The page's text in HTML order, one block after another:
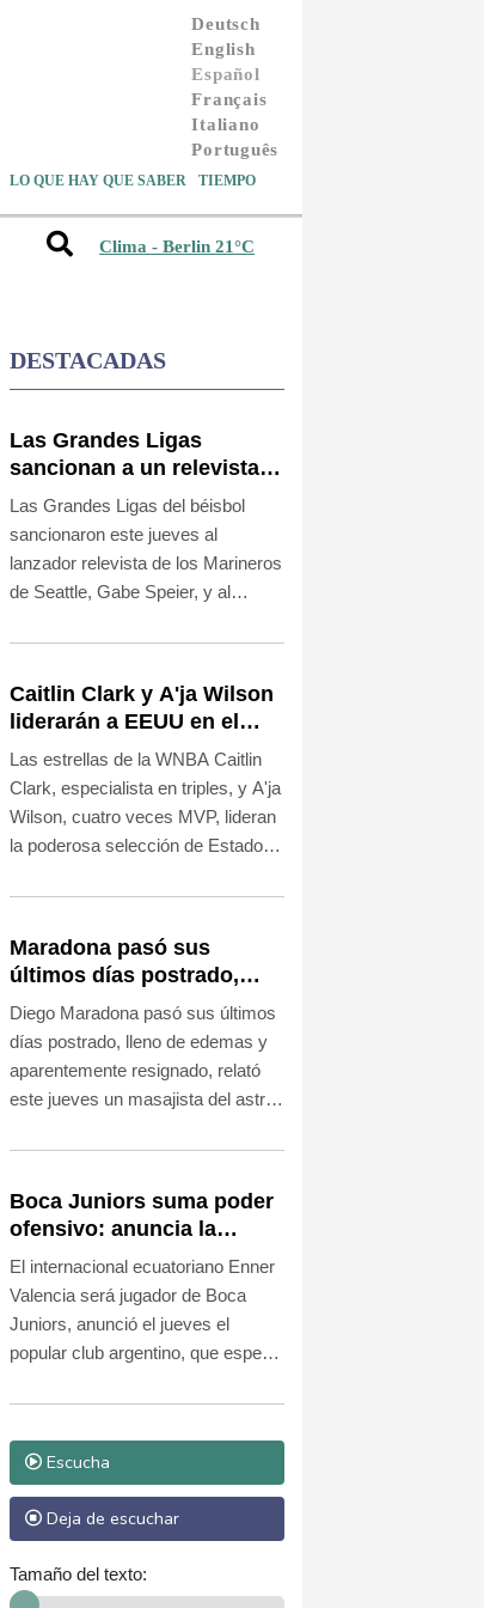
Deutsch
English
Español
Français
Italiano
Português
LO QUE HAY QUE SABER TIEMPO
Clima - Berlin 21°C
DESTACADAS
Las Grandes Ligas
sancionan a un relevista y
al entrenador de los
Marineros por una pelea
Las Grandes Ligas del béisbol
sancionaron este jueves al
lanzador relevista de los Marineros
de Seattle, Gabe Speier, y al
pelea en la que se vaciaron los
Caitlin Clark y A'ja Wilson
liderarán a EEUU en el
Mundial de básquet
femenino
Las estrellas de la WNBA Caitlin
Clark, especialista en triples, y A'ja
Wilson, cuatro veces MVP, lideran
la poderosa selección de Estados
básquetbol femenino del 4 al 13 de
Maradona pasó sus
últimos días postrado,
hinchado y resignado,
contó su masajista
Diego Maradona pasó sus últimos
días postrado, lleno de edemas y
aparentemente resignado, relató
este jueves un masajista del astro
sobre las circunstancias de su
Boca Juniors suma poder
ofensivo: anuncia la
llegada de Enner Valencia
El internacional ecuatoriano Enner
Valencia será jugador de Boca
Juniors, anunció el jueves el
popular club argentino, que espera
Aires del experimentado delantero.
Escucha
Deja de escuchar
Tamaño del texto: